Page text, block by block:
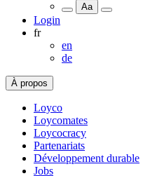
Aa
Login
fr
en
de
À propos
Loyco
Loycomates
Loycocracy
Partenariats
Développement durable
Jobs